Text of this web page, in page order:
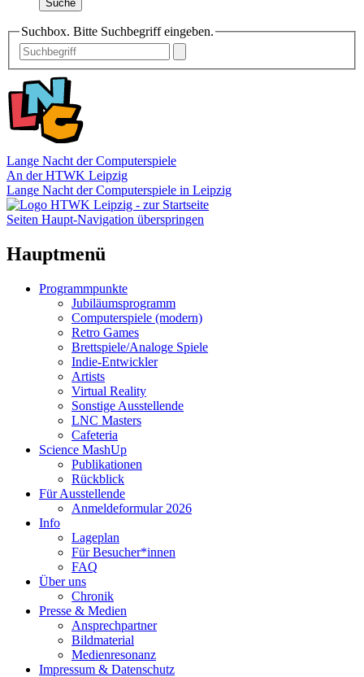
Suche
Suchbox. Bitte Suchbegriff eingeben.
Lange Nacht der Computerspiele
An der HTWK Leipzig
Lange Nacht der Computerspiele in Leipzig
Seiten Haupt-Navigation überspringen
Hauptmenü
Programmpunkte
Jubiläumsprogramm
Computerspiele (modern)
Retro Games
Brettspiele/Analoge Spiele
Indie-Entwickler
Artists
Virtual Reality
Sonstige Ausstellende
LNC Masters
Cafeteria
Science MashUp
Publikationen
Rückblick
Für Ausstellende
Anmeldeformular 2026
Info
Lageplan
Für Besucher*innen
FAQ
Über uns
Chronik
Presse & Medien
Ansprechpartner
Bildmaterial
Medienresonanz
Impressum & Datenschutz